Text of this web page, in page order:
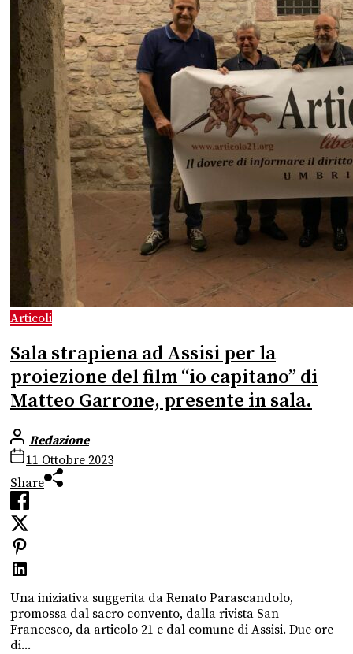
Articoli
Sala strapiena ad Assisi per la
proiezione del film “io capitano” di
Matteo Garrone, presente in sala.
Redazione
11 Ottobre 2023
Share
Una iniziativa suggerita da Renato Parascandolo,
promossa dal sacro convento, dalla rivista San
Francesco, da articolo 21 e dal comune di Assisi. Due ore
di...